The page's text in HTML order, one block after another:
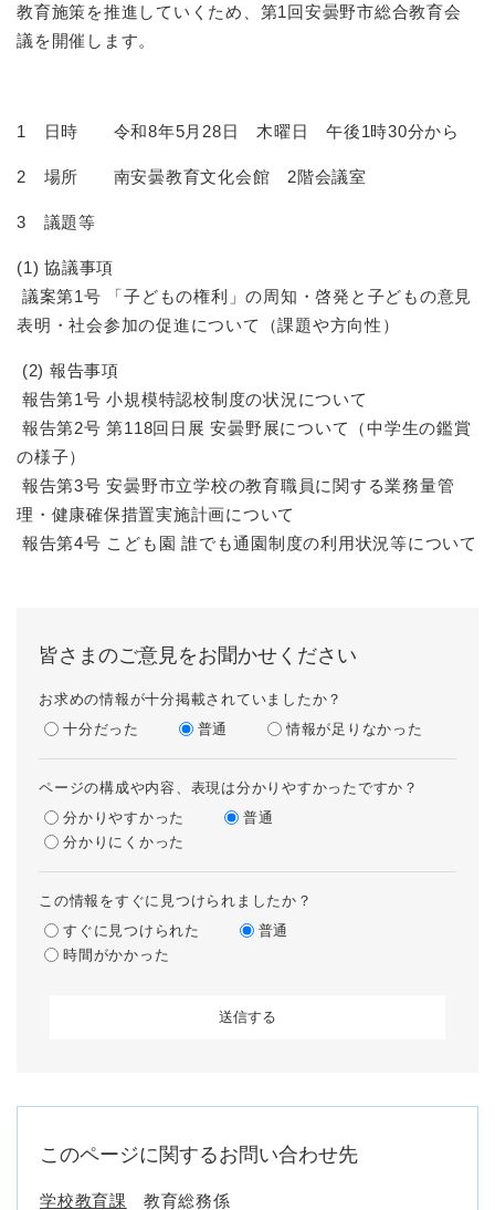
教育施策を推進していくため、第1回安曇野市総合教育会
議を開催します。
1 日時 令和8年5月28日 木曜日 午後1時30分から
2 場所 南安曇教育文化会館 2階会議室
3 議題等
(1) 協議事項
議案第1号 「子どもの権利」の周知・啓発と子どもの意見
表明・社会参加の促進について（課題や方向性）
(2) 報告事項
報告第1号 小規模特認校制度の状況について
報告第2号 第118回日展 安曇野展について（中学生の鑑賞
の様子）
報告第3号 安曇野市立学校の教育職員に関する業務量管
理・健康確保措置実施計画について
報告第4号 こども園 誰でも通園制度の利用状況等について
皆さまのご意見をお聞かせください
お求めの情報が十分掲載されていましたか？
十分だった
普通 情報が足りなかった
ページの構成や内容、表現は分かりやすかったですか？
分かりやすかった
普通
分かりにくかった
この情報をすぐに見つけられましたか？
すぐに見つけられた
普通
時間がかかった
このページに関するお問い合わせ先
学校教育課 教育総務係